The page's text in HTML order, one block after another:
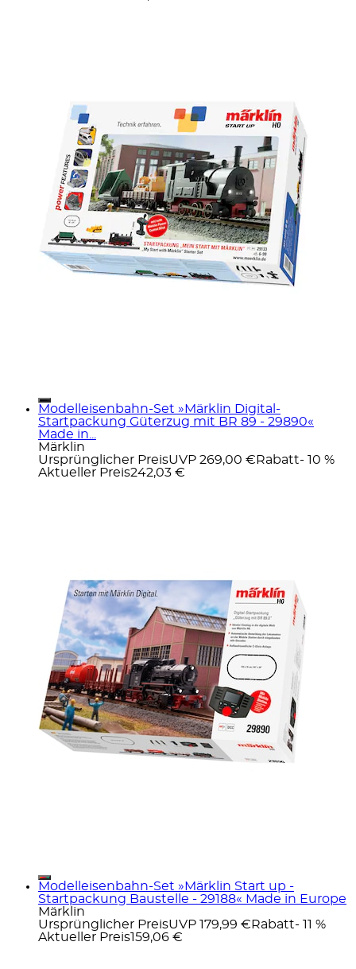
Modelleisenbahn-Set »Märklin Digital-
Startpackung Güterzug mit BR 89 - 29890«
Made in...
Märklin
Ursprünglicher PreisUVP 269,00 € Rabatt- 10 %
Aktueller Preis242,03 €
Modelleisenbahn-Set »Märklin Start up -
Startpackung Baustelle - 29188« Made in Europe
Märklin
Ursprünglicher PreisUVP 179,99 € Rabatt- 11 %
Aktueller Preis159,06 €